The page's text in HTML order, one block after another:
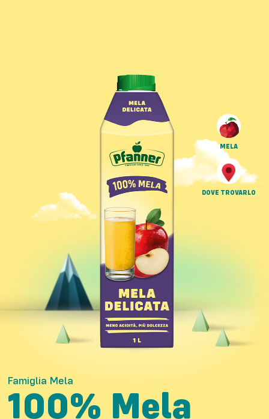
MELA
DOVE TROVARLO
Famiglia Mela
100% Mela